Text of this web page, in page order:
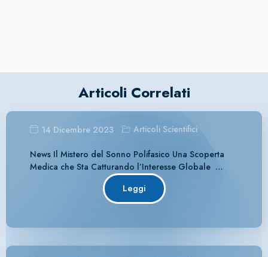
Articoli Correlati
14 Dicembre 2023 Articoli Scientifici
News Il Mistero del Sonno Polifasico Una Scoperta
Medica che Sta Catturando l’Interesse Globale …
Leggi